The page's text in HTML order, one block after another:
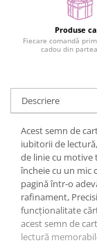
Produse
Fiecare comandă
cadou din
Descriere
Acest semn de
iubitorii de
de linie cu motive
încheie cu un mic
pagină într-o
rafinament,
funcționalitate
acest semn de
lectură